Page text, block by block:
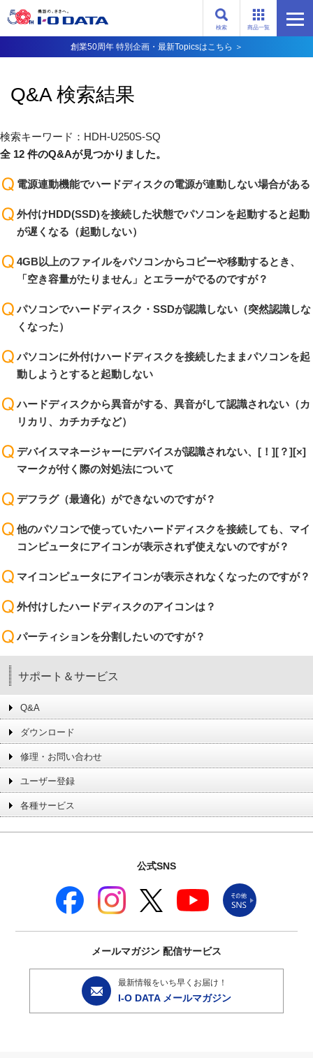
商品一覧
検索
創業50周年 特別企画・最新Topicsはこちら ＞
Q&A 検索結果
検索キーワード：HDH-U250S-SQ
全 12 件のQ&Aが見つかりました。
電源連動機能でハードディスクの電源が連動しない場合がある
外付けHDD(SSD)を接続した状態でパソコンを起動すると起動
が遅くなる（起動しない）
4GB以上のファイルをパソコンからコピーや移動するとき、
「空き容量がたりません」とエラーがでるのですが？
パソコンでハードディスク・SSDが認識しない（突然認識しな
くなった）
パソコンに外付けハードディスクを接続したままパソコンを起
動しようとすると起動しない
ハードディスクから異音がする、異音がして認識されない（カ
リカリ、カチカチなど）
デバイスマネージャーにデバイスが認識されない、[！][？][×]
マークが付く際の対処法について
デフラグ（最適化）ができないのですが？
他のパソコンで使っていたハードディスクを接続しても、マイ
コンピュータにアイコンが表示されず使えないのですが？
マイコンピュータにアイコンが表示されなくなったのですが？
外付けしたハードディスクのアイコンは？
パーティションを分割したいのですが？
サポート＆サービス
Q&A
ダウンロード
修理・お問い合わせ
ユーザー登録
各種サービス
公式SNS
メールマガジン 配信サービス
最新情報をいち早くお届け！
I-O DATA メールマガジン